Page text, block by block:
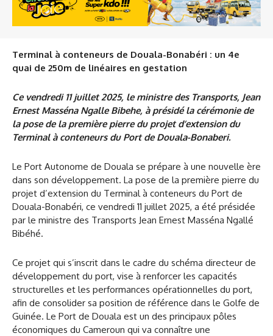
Terminal à conteneurs de Douala-Bonabéri : un 4e
quai de 250m de linéaires en gestation
Ce vendredi 11 juillet 2025, le ministre des Transports, Jean
Ernest Masséna Ngalle Bibehe, à présidé la cérémonie de
la pose de la première pierre du projet d’extension du
Terminal à conteneurs du Port de Douala-Bonaberi.
Le Port Autonome de Douala se prépare à une nouvelle ère
dans son développement. La pose de la première pierre du
projet d’extension du Terminal à conteneurs du Port de
Douala-Bonabéri, ce vendredi 11 juillet 2025, a été présidée
par le ministre des Transports Jean Ernest Masséna Ngallé
Bibéhé.
Ce projet qui s’inscrit dans le cadre du schéma directeur de
développement du port, vise à renforcer les capacités
structurelles et les performances opérationnelles du port,
afin de consolider sa position de référence dans le Golfe de
Guinée. Le Port de Douala est un des principaux pôles
économiques du Cameroun qui va connaître une